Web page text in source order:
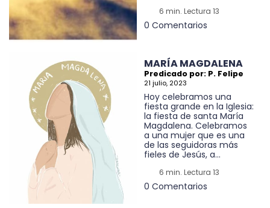
6 min. Lectura 13
0 Comentarios
MARÍA MAGDALENA
Predicado por: P. Felipe
21 julio, 2023
Hoy celebramos una
fiesta grande en la Iglesia:
la fiesta de santa María
Magdalena. Celebramos
a una mujer que es una
de las seguidoras más
fieles de Jesús, a...
6 min. Lectura 13
0 Comentarios